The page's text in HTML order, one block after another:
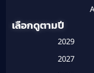
เลือกดูตามปี
2029
2027